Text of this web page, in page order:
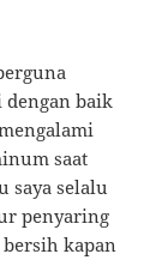
baik
saat
saya selalu
penyaring
kapan